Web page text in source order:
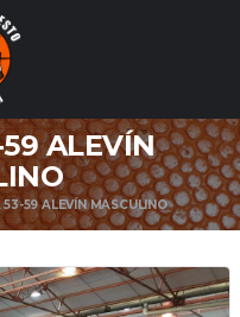
ALEVÍN
59 ALEVÍN MASCULINO